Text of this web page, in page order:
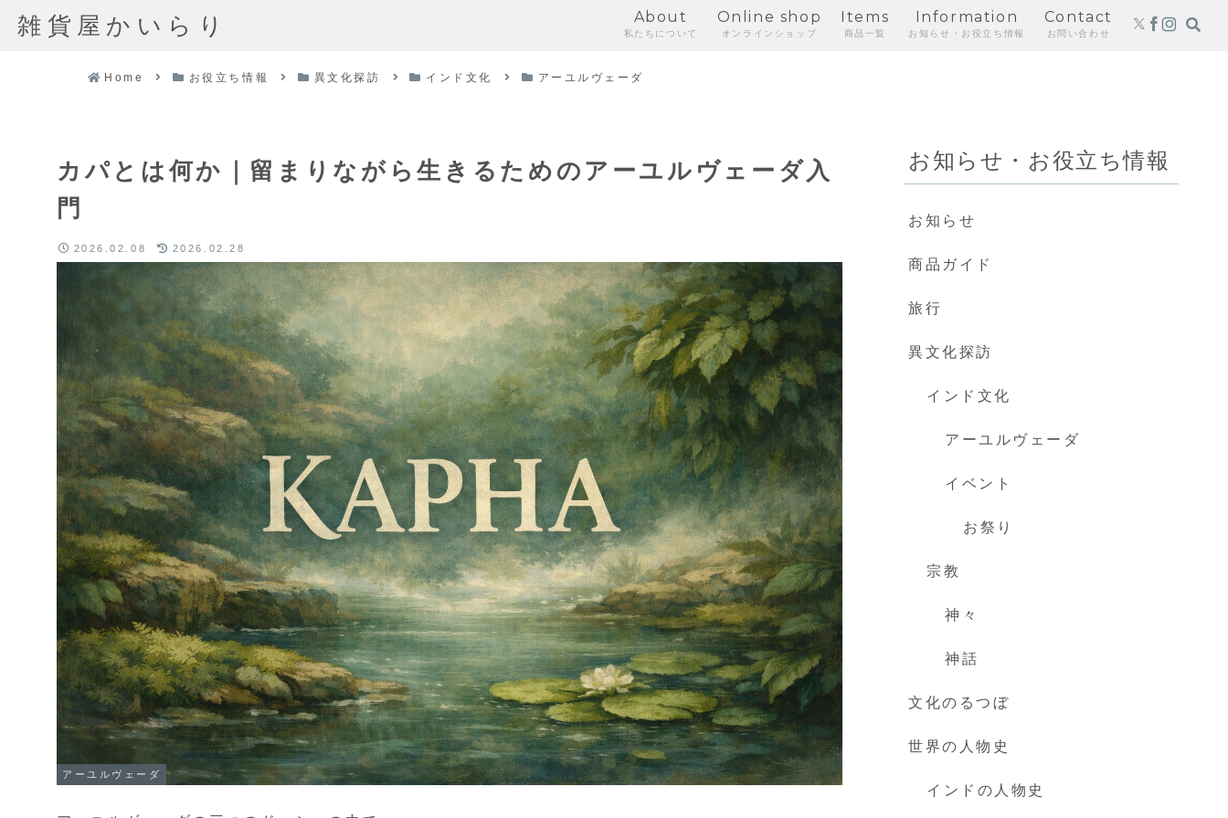
雑貨屋かいらり About
私たちについて
Online shop
オンラインショップ
Items
商品一覧
Information
お知らせ・お役立ち情報
Contact
お問い合わせ
Home お役立ち情報 異文化探訪 インド文化 アーユルヴェーダ
カパとは何か｜留まりながら生きるためのアーユルヴェーダ入
門
アーユルヴェーダ
2026.02.08 2026.02.28
お知らせ・お役立ち情報
お知らせ
商品ガイド
旅行
異文化探訪
インド文化
アーユルヴェーダ
イベント
お祭り
宗教
神々
神話
文化のるつぼ
世界の人物史
インドの人物史